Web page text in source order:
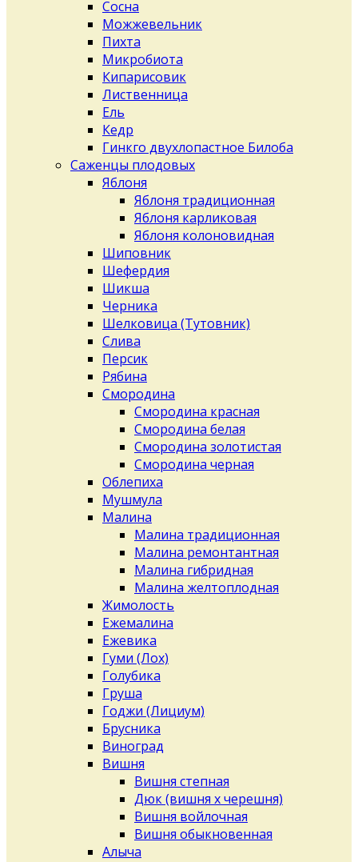
Сосна
Можжевельник
Пихта
Микробиота
Кипарисовик
Лиственница
Ель
Кедр
Гинкго двухлопастное Билоба
Саженцы плодовых
Яблоня
Яблоня традиционная
Яблоня карликовая
Яблоня колоновидная
Шиповник
Шефердия
Шикша
Черника
Шелковица (Тутовник)
Слива
Персик
Рябина
Смородина
Смородина красная
Смородина белая
Смородина золотистая
Смородина черная
Облепиха
Мушмула
Малина
Малина традиционная
Малина ремонтантная
Малина гибридная
Малина желтоплодная
Жимолость
Ежемалина
Ежевика
Гуми (Лох)
Голубика
Груша
Годжи (Лициум)
Брусника
Виноград
Вишня
Вишня степная
Дюк (вишня х черешня)
Вишня войлочная
Вишня обыкновенная
Алыча